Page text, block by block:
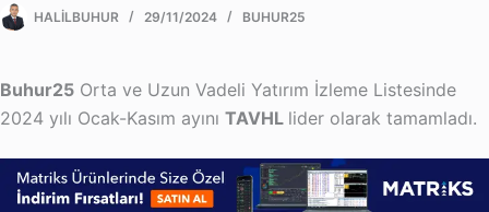
HALILBUHUR 29/11/2024 BUHUR25
Buhur25 Orta ve Uzun Vadeli Yatırım İzleme Listesinde
2024 yılı Ocak-Kasım ayını TAVHL lider olarak tamamladı.